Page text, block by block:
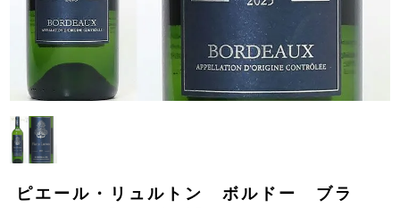
ピエール・リュルトン ボルドー ブラ